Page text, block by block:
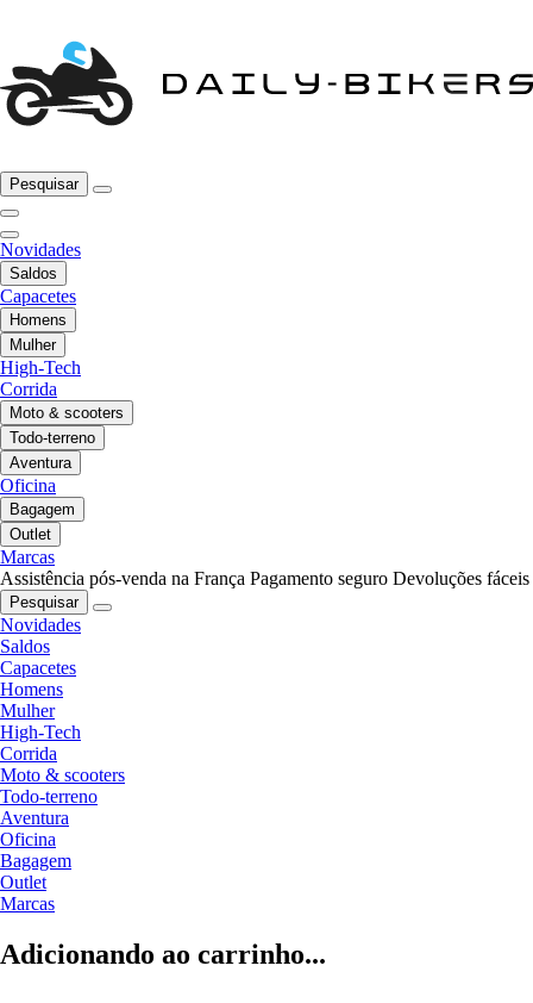
Pesquisar
Novidades
Saldos
Capacetes
Homens
Mulher
High-Tech
Corrida
Moto & scooters
Todo-terreno
Aventura
Oficina
Bagagem
Outlet
Marcas
Assistência pós-venda na França Pagamento seguro Devoluções fáceis
Pesquisar
Novidades
Saldos
Capacetes
Homens
Mulher
High-Tech
Corrida
Moto & scooters
Todo-terreno
Aventura
Oficina
Bagagem
Outlet
Marcas
Adicionando ao carrinho...